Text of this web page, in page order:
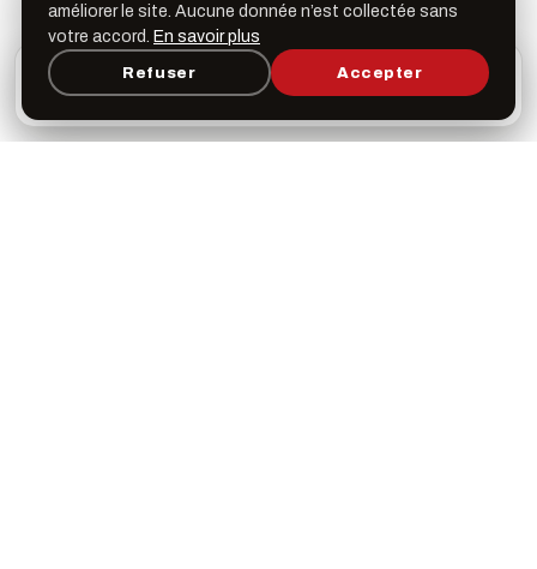
Dates & horaires
Mercredi 16 octobre 2024
16h00
L’appli Léspas
Programme, favoris & rappels sur votre écran
×
améliorer le site. Aucune donnée n’est collectée sans
votre accord. En savoir plus
Refuser Accepter